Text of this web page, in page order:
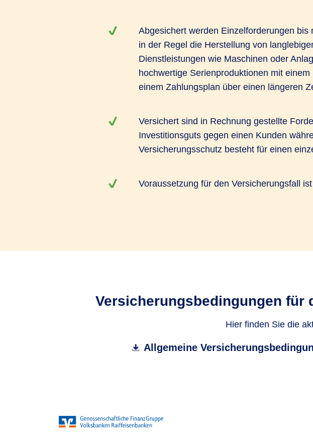
Abgesichert werden Einzelforderungen
in der Regel die Herstellung von
Dienstleistungen wie Maschinen oder
hochwertige Serienproduktionen mit
einem Zahlungsplan über einen längeren
Versichert sind in Rechnung gestellte
Investitionsguts gegen einen Kunden
Versicherungsschutz besteht für einen
Voraussetzung für den Versicherungsfall
Versicherungsbedingungen für
Hier finden Sie die
Allgemeine